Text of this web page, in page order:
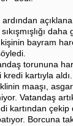
bayram
torununa
kredi kartıyla
maaşı,
Vatandaş
kartından
Borcuna